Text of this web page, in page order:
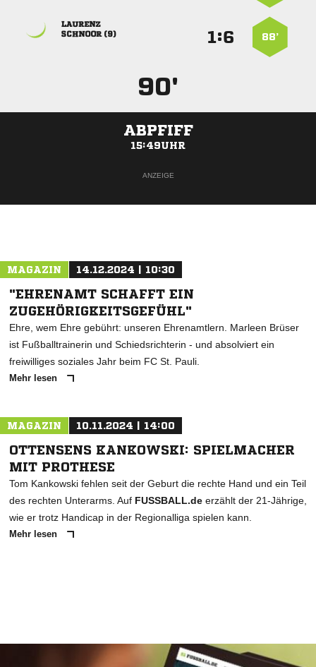
88’
:

 
90'
ABPFIFF
15:49UHR
ANZEIGE
MAGAZIN 14.12.2024 | 10:30
"EHRENAMT SCHAFFT EIN
ZUGEHÖRIGKEITSGEFÜHL"
Ehre, wem Ehre gebührt: unseren Ehrenamtlern. Marleen Brüser
ist Fußballtrainerin und Schiedsrichterin - und absolviert ein
freiwilliges soziales Jahr beim FC St. Pauli.
Mehr lesen
MAGAZIN 10.11.2024 | 14:00
OTTENSENS KANKOWSKI: SPIELMACHER
MIT PROTHESE
Tom Kankowski fehlen seit der Geburt die rechte Hand und ein Teil
des rechten Unterarms. Auf FUSSBALL.de erzählt der 21-Jährige,
wie er trotz Handicap in der Regionalliga spielen kann.
Mehr lesen